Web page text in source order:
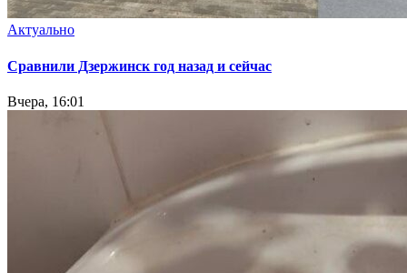
Актуально
Сравнили Дзержинск год назад и сейчас
Вчера, 16:01